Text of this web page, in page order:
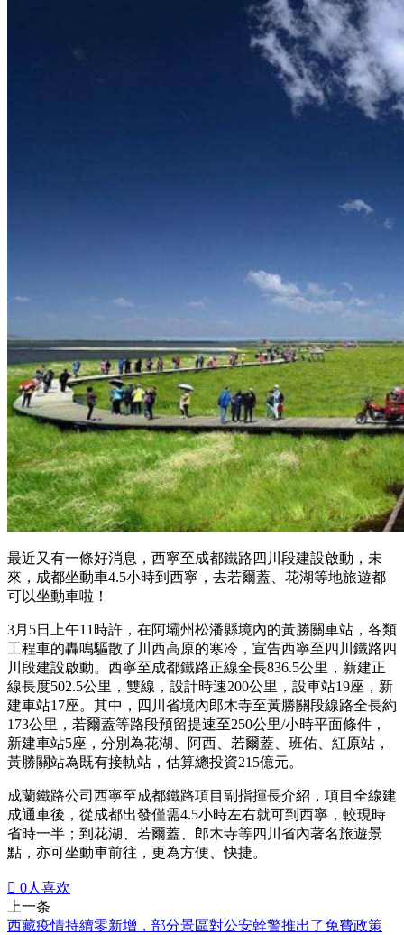
最近又有一條好消息，西寧至成都鐵路四川段建設啟動，未
來，成都坐動車4.5小時到西寧，去若爾蓋、花湖等地旅遊都
可以坐動車啦！
3月5日上午11時許，在阿壩州松潘縣境內的黃勝關車站，各類
工程車的轟鳴驅散了川西高原的寒冷，宣告西寧至四川鐵路四
川段建設啟動。西寧至成都鐵路正線全長836.5公里，新建正
線長度502.5公里，雙線，設計時速200公里，設車站19座，新
建車站17座。其中，四川省境內郎木寺至黃勝關段線路全長約
173公里，若爾蓋等路段預留提速至250公里/小時平面條件，
新建車站5座，分別為花湖、阿西、若爾蓋、班佑、紅原站，
黃勝關站為既有接軌站，估算總投資215億元。
成蘭鐵路公司西寧至成都鐵路項目副指揮長介紹，項目全線建
成通車後，從成都出發僅需4.5小時左右就可到西寧，較現時
省時一半；到花湖、若爾蓋、郎木寺等四川省內著名旅遊景
點，亦可坐動車前往，更為方便、快捷。
 0人喜欢
上一条
西藏疫情持續零新增，部分景區對公安幹警推出了免費政策